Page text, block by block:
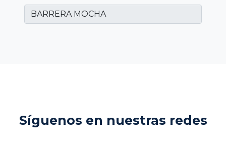
Síguenos en nuestras redes